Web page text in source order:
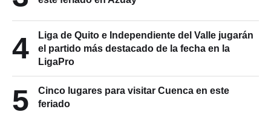
4
Liga de Quito e Independiente del Valle jugarán
el partido más destacado de la fecha en la
LigaPro
5
Cinco lugares para visitar Cuenca en este
feriado